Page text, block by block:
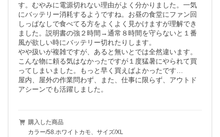
す。むやみに電源切れない理由がよく分かりました。一気
にバッテリー消耗するようですね。お昼の食堂にファン回
しっぱなしで食べてる方をよくよく見かけますが理解でき
ました。説明書の強２時間→通常８時間を守らないと１番
風が欲しい時にバッテリー切れたりします。
やや扱いが複雑ですが、あると無いとでは全然違います。
こんな物に頼る気はなかったですが１度猛暑にやられて買
ってしまいました。もっと早く買えばよかったです…
屋内、屋外の作業問わず、また、仕事に限らず、アウトド
アシーンでも活躍しました。
購入した商品
カラー/58.ホワイトカモ、サイズ/XL